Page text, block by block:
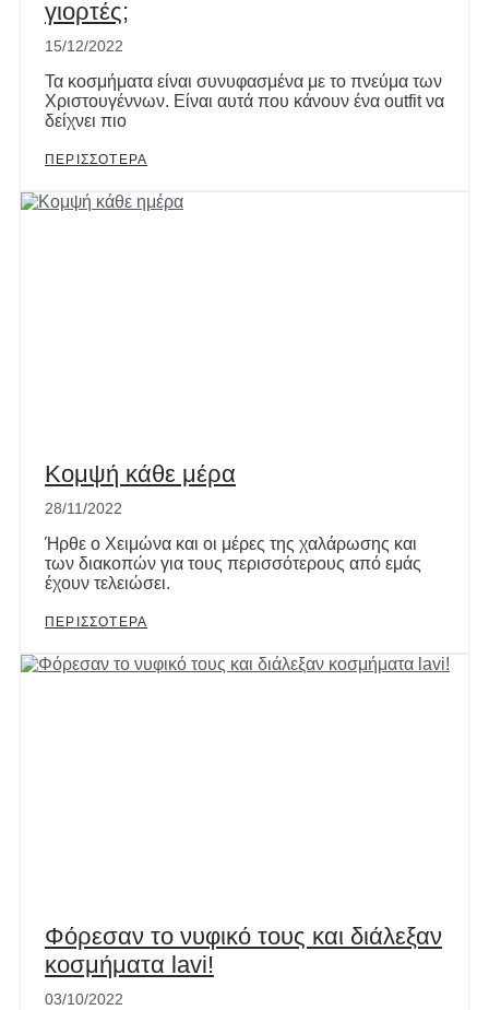
γιορτές;
15/12/2022
Τα κοσμήματα είναι συνυφασμένα με το πνεύμα των
Χριστουγέννων. Είναι αυτά που κάνουν ένα outfit να
δείχνει πιο
ΠΕΡΙΣΣΟΤΕΡΑ
Κομψή κάθε μέρα
28/11/2022
Ήρθε o Χειμώνα και οι μέρες της χαλάρωσης και
των διακοπών για τους περισσότερους από εμάς
έχουν τελειώσει.
ΠΕΡΙΣΣΟΤΕΡΑ
Φόρεσαν το νυφικό τους και διάλεξαν
κοσμήματα lavi!
03/10/2022